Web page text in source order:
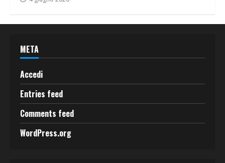
META
Accedi
Entries feed
Comments feed
WordPress.org